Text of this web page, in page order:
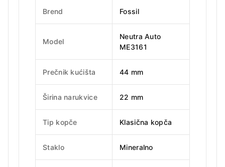
Brend Fossil
Model
Neutra Auto
ME3161
Prečnik kućišta 44 mm
Širina narukvice 22 mm
Tip kopče Klasična kopča
Staklo Mineralno